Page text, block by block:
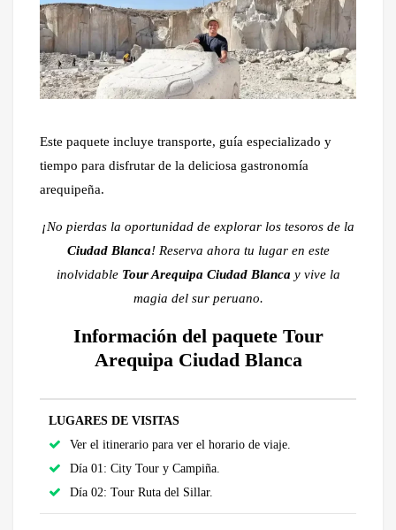
Este paquete incluye transporte, guía especializado y
tiempo para disfrutar de la deliciosa gastronomía
arequipeña.
¡No pierdas la oportunidad de explorar los tesoros de la
Ciudad Blanca! Reserva ahora tu lugar en este
inolvidable Tour Arequipa Ciudad Blanca y vive la
magia del sur peruano.
Información del paquete Tour
Arequipa Ciudad Blanca
LUGARES DE VISITAS
Ver el itinerario para ver el horario de viaje.
Día 01: City Tour y Campiña.
Día 02: Tour Ruta del Sillar.